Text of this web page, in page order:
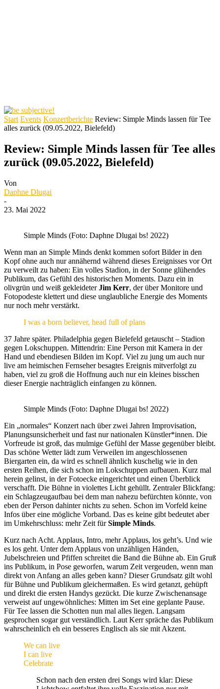
Start Events Konzertberichte Review: Simple Minds lassen für Tee
alles zurück (09.05.2022, Bielefeld)
Review: Simple Minds lassen für Tee alles
zurück (09.05.2022, Bielefeld)
Von
Daphne Dlugai
-
23. Mai 2022
Simple Minds (Foto: Daphne Dlugai bs! 2022)
Wenn man an Simple Minds denkt kommen sofort Bilder in den
Kopf ohne auch nur annähernd während dieses Ereignisses vor Ort
zu verweilt zu haben: Ein volles Stadion, in der Sonne glühendes
Publikum, das Gefühl des historischen Moments. Dazu ein in
olivgrün und weiß gekleideterJim Kerr, der über Monitore und
Fotopodeste klettert und diese unglaubliche Energie des Moments
nur noch mehr verstärkt.
I was a born believer, head full of plans
37 Jahre später. Philadelphia gegen Bielefeld getauscht – Stadion
gegen Lokschuppen. Mittendrin: Eine Person mit Kamera in der
Hand und ebendiesen Bilden im Kopf. Viel zu jung um auch nur
live am heimischen Fernseher besagtes Ereignis mitverfolgt zu
haben, viel zu groß die Hoffnung auch nur ein kleines bisschen
dieser Energie nachträglich einfangen zu können.
Simple Minds (Foto: Daphne Dlugai bs! 2022)
Ein „normales“ Konzert nach über zwei Jahren Improvisation,
Planungsunsicherheit und fast nur nationalen Künstler*innen. Die
Vorfreude ist groß, das mulmige Gefühl der Masse gegenüber bleibt.
Das schöne Wetter lädt zum Verweilen im angeschlossenen
Biergarten ein, da wird es schnell ähnlich kuschelig wie in den
ersten Reihen, die sich schon im Lokschuppen aufbauen. Kurz mal
herein gelinst, in der Fotoecke eingerichtet und einen Überblick
verschafft. Die Bühne in violettes Licht gehüllt. Zentraler Blickfang:
ein Schlagzeugaufbau bei dem man nahezu befürchten könnte, von
eben der Person dahinter nichts zu sehen. Schon im Vorfeld keine
Infos über eine mögliche Vorband. Das es keine gibt bedeutet aber
im Umkehrschluss: mehr Zeit fürSimple Minds.
Kurz nach Acht. Applaus, Intro, mehr Applaus, los geht’s. Und wie
es los geht. Unter dem Applaus von unzähligen Händen,
Jubelschreien und Pfiffen schreitet die Band die Bühne ab. Ein Gruß
ins Publikum, in Pose geworfen, warum Zeit vergeuden, wenn man
direkt von Anfang an alles geben kann? Dieser Grundsatz gilt wohl
für Bühne und Publikum gleichermaßen. Es wird getanzt, gehüpft
und direkt die ersten Handys gezückt. Die kurze Zwischenansage
verweist auf ungewöhnliches: Mitten im Set eine geplante Pause.
Für Tee lassen die Schotten nun mal alles liegen. Langsam
gesprochen sogar gut verständlich. Laut Kerr spräche das Publikum
wahrscheinlich eh ein besseres Englisch als sie mit Akzent.
We can live
I can live
Celebrate
Schon nach den ersten drei Songs wird klar: Diese